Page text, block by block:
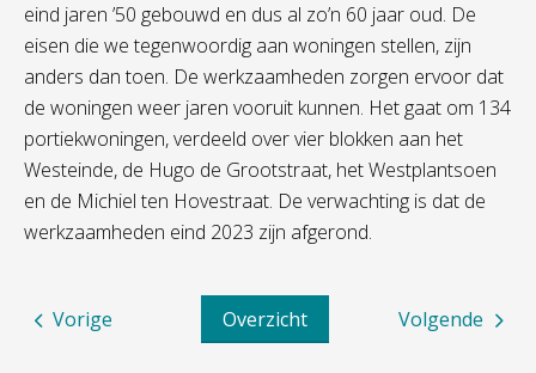
eind jaren ’50 gebouwd en dus al zo’n 60 jaar oud. De
eisen die we tegenwoordig aan woningen stellen, zijn
anders dan toen. De werkzaamheden zorgen ervoor dat
de woningen weer jaren vooruit kunnen. Het gaat om 134
portiekwoningen, verdeeld over vier blokken aan het
Westeinde, de Hugo de Grootstraat, het Westplantsoen
en de Michiel ten Hovestraat. De verwachting is dat de
werkzaamheden eind 2023 zijn afgerond.
Volgende
Overzicht
Vorige